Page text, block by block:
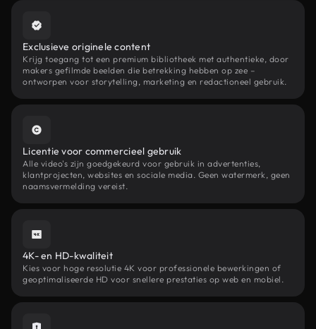
Exclusieve originele content
Krijg toegang tot een premium bibliotheek met authentieke, door
makers gefilmde beelden die betrekking hebben op zee –
ontworpen voor storytelling, marketing en redactioneel gebruik.
Licentie voor commercieel gebruik
Alle video's zijn goedgekeurd voor gebruik in advertenties,
klantprojecten, websites en sociale media. Geen watermerk, geen
naamsvermelding vereist.
4K- en HD-kwaliteit
Kies voor hoge resolutie 4K voor professionele bewerkingen of
geoptimaliseerde HD voor snellere prestaties op web en mobiel.